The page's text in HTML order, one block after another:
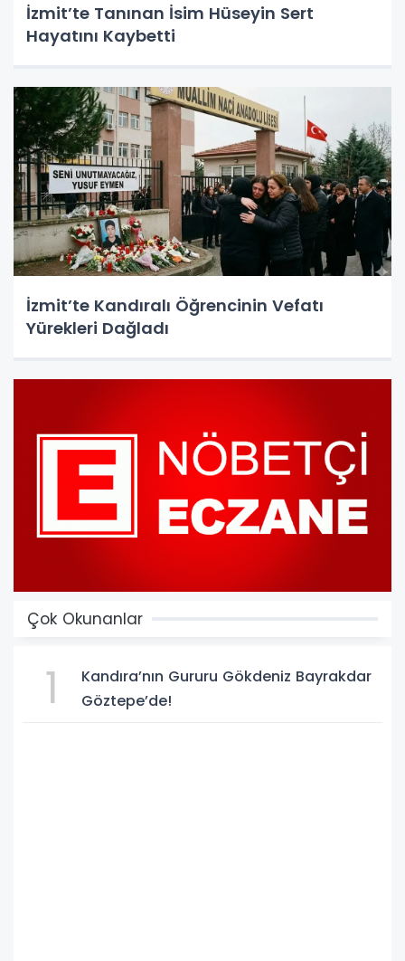
İzmit’te Tanınan İsim Hüseyin Sert
Hayatını Kaybetti
İzmit’te Kandıralı Öğrencinin Vefatı
Yürekleri Dağladı
Çok Okunanlar
1
Kandıra’nın Gururu Gökdeniz Bayrakdar
Göztepe’de!